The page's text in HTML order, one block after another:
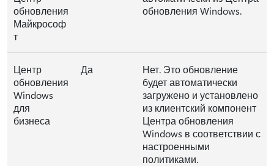
обновления
Майкрософ
т
обновления Windows.
Центр
обновления
Windows
для
бизнеса
Да
Нет. Это обновление
будет автоматически
загружено и установлено
из клиентский компонент
Центра обновления
Windows в соответствии с
настроенными
политиками.